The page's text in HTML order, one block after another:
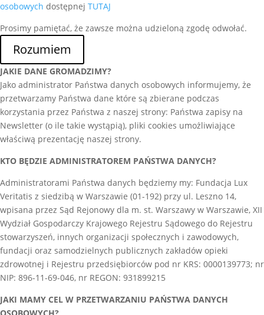
osobowych dostępnej TUTAJ
Prosimy pamiętać, że zawsze można udzieloną zgodę odwołać.
Rozumiem
JAKIE DANE GROMADZIMY?
Jako administrator Państwa danych osobowych informujemy, że
przetwarzamy Państwa dane które są zbierane podczas
korzystania przez Państwa z naszej strony: Państwa zapisy na
Newsletter (o ile takie wystąpią), pliki cookies umożliwiające
właściwą prezentację naszej strony.
KTO BĘDZIE ADMINISTRATOREM PAŃSTWA DANYCH?
Administratorami Państwa danych będziemy my: Fundacja Lux
Veritatis z siedzibą w Warszawie (01-192) przy ul. Leszno 14,
wpisana przez Sąd Rejonowy dla m. st. Warszawy w Warszawie, XII
Wydział Gospodarczy Krajowego Rejestru Sądowego do Rejestru
stowarzyszeń, innych organizacji społecznych i zawodowych,
fundacji oraz samodzielnych publicznych zakładów opieki
zdrowotnej i Rejestru przedsiębiorców pod nr KRS: 0000139773; nr
NIP: 896-11-69-046, nr REGON: 931899215
JAKI MAMY CEL W PRZETWARZANIU PAŃSTWA DANYCH